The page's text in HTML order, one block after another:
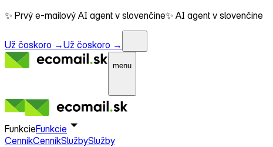
✨ Prvý e-mailový AI agent v slovenčine✨ AI agent v slovenčine
Už čoskoro →Už čoskoro →
menu
FunkcieFunkcie
CenníkCenníkSlužbySlužby